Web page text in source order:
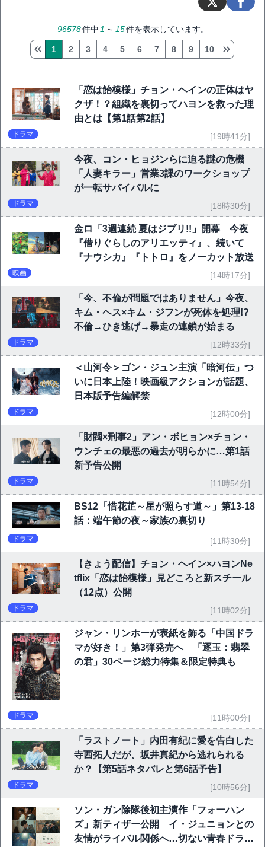
96578件中 1 ～ 15件を表示しています。
1 2 3 4 5 6 7 8 9 10
「恋は飴模様」チョン・ヘインの正体はヤ
クザ！？組織を裏切ってハヨンを救った理
由とは【第1話第2話】
ドラマ [19時41分]
今夜、コン・ヒョジンらに迫る謎の危機
「人妻キラー」営業3課のワークショップ
が一転サバイバルに
ドラマ [18時30分]
金ロ「3週連続 夏はジブリ!!」開幕 今夜
『借りぐらしのアリエッティ』、続いて
『ナウシカ』『トトロ』をノーカット放送
映画 [14時17分]
「今、不倫が問題ではありません」今夜、
キム・ヘス×キム・ジフンが死体を処理!?
不倫→ひき逃げ→暴走の連鎖が始まる
ドラマ [12時33分]
＜山河令＞ゴン・ジュン主演「暗河伝」つ
いに日本上陸！映画級アクションが話題、
日本版予告編解禁
ドラマ [12時00分]
「財閥×刑事2」アン・ボヒョン×チョン・
ウンチェの最悪の過去が明らかに…第1話
新予告公開
ドラマ [11時54分]
BS12「惜花芷～星が照らす道～」第13-18
話：端午節の夜～家族の裏切り
ドラマ [11時30分]
【きょう配信】チョン・ヘイン×ハヨンNe
tflix「恋は飴模様」見どころと新スチール
（12点）公開
ドラマ [11時02分]
ジャン・リンホーが表紙を飾る「中国ドラ
マが好き！」第3弾発売へ 「逐玉：翡翠
の君」30ページ総力特集＆限定特典も
ドラマ [11時00分]
「ラストノート」内田有紀に愛を告白した
寺西拓人だが、坂井真紀から逃れられる
か？【第5話ネタバレと第6話予告】
ドラマ [10時56分]
ソン・ガン除隊後初主演作「フォーハン
ズ」新ティザー公開 イ・ジュニョンとの
友情がライバル関係へ…切ない青春ドラマ